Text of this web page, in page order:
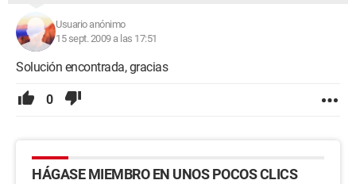
Usuario anónimo
15 sept. 2009 a las 17:51
Solución encontrada, gracias
0
HÁGASE MIEMBRO EN UNOS POCOS CLICS